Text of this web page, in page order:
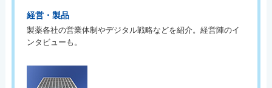
経営・製品
製薬各社の営業体制やデジタル戦略などを紹介。経営陣のイ
ンタビューも。